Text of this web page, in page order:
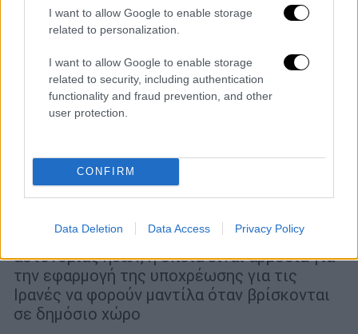
I want to allow Google to enable storage
related to personalization.
I want to allow Google to enable storage
related to security, including authentication
functionality and fraud prevention, and other
user protection.
CONFIRM
Data Deletion Data Access Privacy Policy
Κόσμος|22.10.2023 14:10
αστυνομία ηθών μέσα στο μετρό
Σύμφωνα με μη κυβερνητικές οργανώσεις, η
Αρμίτα τραυματίστηκε βαριά κατά τη
διάρκεια μιας "επίθεσης" από μέλη της
αστυνομίας ηθών, η οποία είναι αρμόδια για
την εφαρμογή της υποχρέωσης για τις
Ιρανές να φορούν μαντίλα όταν βρίσκονται
σε δημόσιο χώρο